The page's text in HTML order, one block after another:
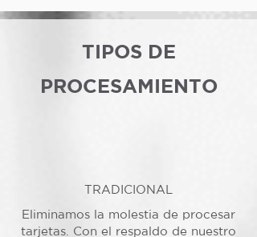
TIPOS DE
PROCESAMIENTO
TRADICIONAL
Eliminamos la molestia de procesar
tarjetas. Con el respaldo de nuestro